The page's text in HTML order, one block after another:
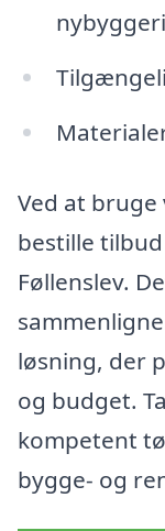
Ved at
bestille
Føllenslev.
løsning, der
og budget.
kompetent
bygge- og